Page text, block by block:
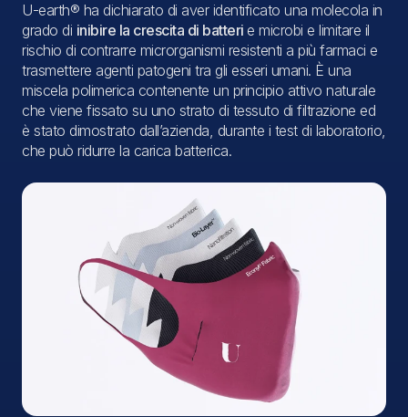
U-earth® ha dichiarato di aver identificato una molecola in
grado di inibire la crescita di batteri e microbi e limitare il
rischio di contrarre microrganismi resistenti a più farmaci e
trasmettere agenti patogeni tra gli esseri umani. È una
miscela polimerica contenente un principio attivo naturale
che viene fissato su uno strato di tessuto di filtrazione ed
è stato dimostrato dall’azienda, durante i test di laboratorio,
che può ridurre la carica batterica.